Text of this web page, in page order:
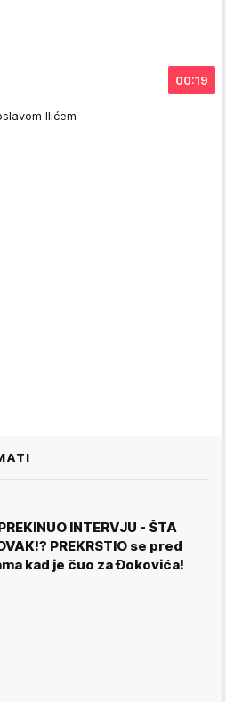
00:19
Ilićem
INTERVJU - ŠTA
PREKRSTIO se pred
kad je čuo za Đokovića!